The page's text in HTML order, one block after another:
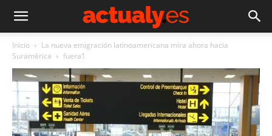
Inicio
La nueva emigración latinoamericana mira ahora hacia
Suramérica
fuera1